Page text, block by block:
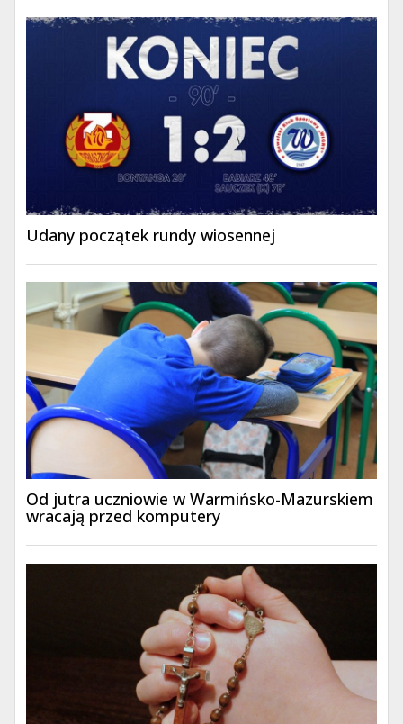
Udany początek rundy wiosennej
Od jutra uczniowie w Warmińsko-Mazurskiem
wracają przed komputery